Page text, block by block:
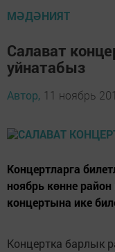
МӘДӘНИЯТ
Салават
уйнатабыз
Автор, 11 ноябрь
Концертларга
ноябрь көнне
концертына ике
Концертка барлык